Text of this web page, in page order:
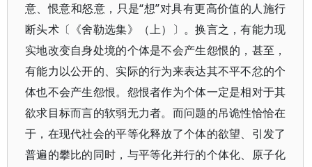
意、恨意和怒意，只是“想”对具有更高价值的人施行
断头术〔《舍勒选集》（上）〕。换言之，有能力现
实地改变自身处境的个体是不会产生怨恨的，甚至，
有能力以公开的、实际的行为来表达其不平不忿的个
体也不会产生怨恨。怨恨者作为个体一定是相对于其
欲求目标而言的软弱无力者。而问题的吊诡性恰恰在
于，在现代社会的平等化释放了个体的欲望、引发了
普遍的攀比的同时，与平等化并行的个体化、原子化